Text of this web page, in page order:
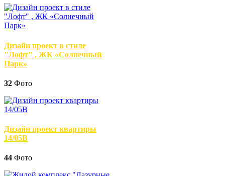
Дизайн проект в стиле
"Лофт" , ЖК «Солнечный
Парк»
32 Фото
Дизайн проект квартиры
14/05В
44 Фото